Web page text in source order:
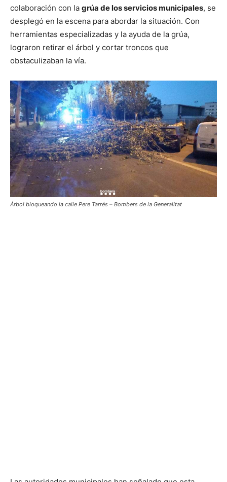
colaboración con la grúa de los servicios municipales, se
desplegó en la escena para abordar la situación. Con
herramientas especializadas y la ayuda de la grúa,
lograron retirar el árbol y cortar troncos que
obstaculizaban la vía.
Árbol bloqueando la calle Pere Tarrés – Bombers de la Generalitat